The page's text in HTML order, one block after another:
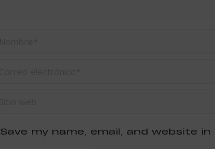
Save my name, email, and website